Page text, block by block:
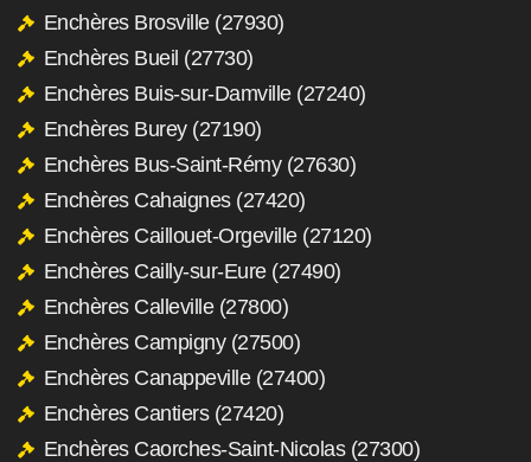
Enchères Brosville (27930)
Enchères Bueil (27730)
Enchères Buis-sur-Damville (27240)
Enchères Burey (27190)
Enchères Bus-Saint-Rémy (27630)
Enchères Cahaignes (27420)
Enchères Caillouet-Orgeville (27120)
Enchères Cailly-sur-Eure (27490)
Enchères Calleville (27800)
Enchères Campigny (27500)
Enchères Canappeville (27400)
Enchères Cantiers (27420)
Enchères Caorches-Saint-Nicolas (27300)